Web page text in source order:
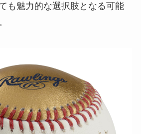
も魅力的な選択肢となる可能